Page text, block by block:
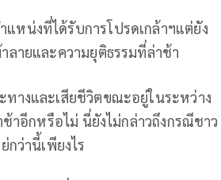
หน่งที่ได้รับการโปรดเกล้าฯแต่ยัง
ลายและความยุติธรรมที่ล่าช้า
างและเสียชีวิตขณะอยู่ในระหว่าง
าอีกหรือไม่ นี่ยังไม่กล่าวถึงกรณีชาว
ว่านี้เพียงไร